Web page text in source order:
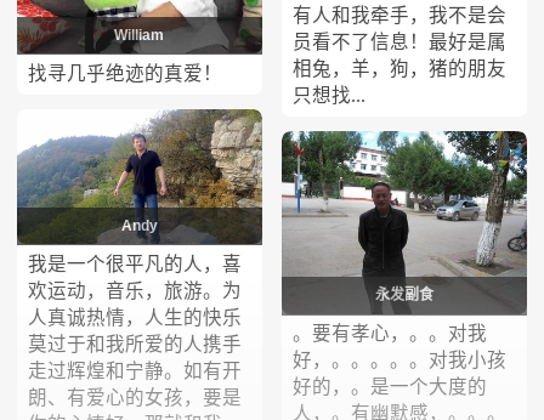
William
找寻几乎绝迹的真爱！
Andy
我是一个很平凡的人，喜
欢运动，音乐，旅游。为
人真诚热情，人生的快乐
莫过于和我所爱的人携手
走过辉煌和宁静。如有开
朗、有爱心的女孩，要是
有人和我牵手，我不是会
员看不了信息！最好是属
相兔，羊，狗，猪的朋友
只想找...
永发副食
。要有孝心，。。对我
好，。。。。。对我小孩
好的，。是一个大度的
人，。有幽默感，。。。